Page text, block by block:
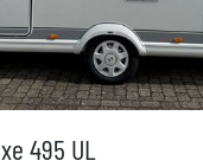
495 UL